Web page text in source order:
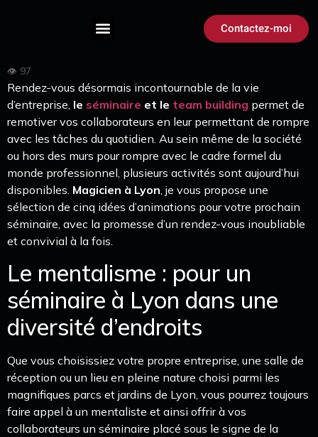
Contactez-moi
Rendez-vous désormais incontournable de la vie
d’entreprise, le séminaire et le team building permet de
remotiver vos collaborateurs en leur permettant de rompre
avec les tâches du quotidien. Au sein même de la société
ou hors des murs pour rompre avec le cadre formel du
monde professionnel, plusieurs activités sont aujourd’hui
disponibles. Magicien à Lyon, je vous propose une
sélection de cinq idées d’animations pour votre prochain
séminaire, avec la promesse d’un rendez-vous inoubliable
et convivial à la fois.
Le mentalisme : pour un
séminaire à Lyon dans une
diversité d’endroits
Que vous choisissiez votre propre entreprise, une salle de
réception ou un lieu en pleine nature choisi parmi les
magnifiques parcs et jardins de Lyon, vous pourrez toujours
faire appel à un mentaliste et ainsi offrir à vos
collaborateurs un séminaire placé sous le signe de la